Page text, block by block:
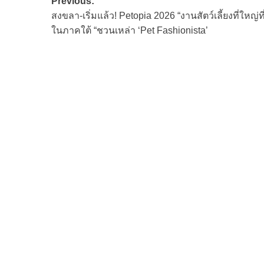
navigation
สงขลา-เริ่มแล้ว! Petopia 2026 “งานสัตว์เลี้ยงที่ใหญ่
ในภาคใต้ “ชวนเหล่า ‘Pet Fashionista’